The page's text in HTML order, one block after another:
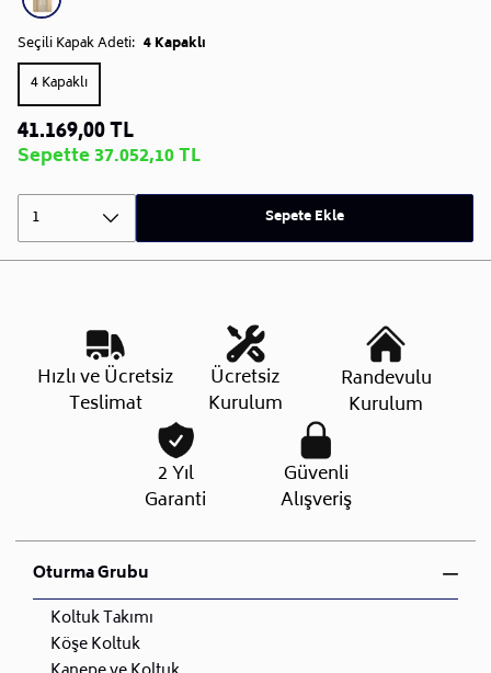
Seçili Kapak Adeti: 4 Kapaklı
4 Kapaklı
41.169,00 TL
Sepette 37.052,10 TL
1 Sepete Ekle
Hızlı ve Ücretsiz
Teslimat
Ücretsiz
Kurulum
Randevulu
Kurulum
2 Yıl
Garanti
Güvenli
Alışveriş
Oturma Grubu
Koltuk Takımı
Köşe Koltuk